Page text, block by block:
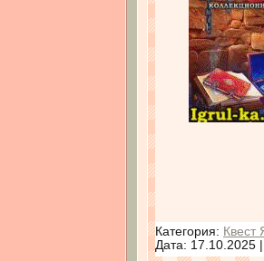
Категория: Квест
Дата: 17.10.2025